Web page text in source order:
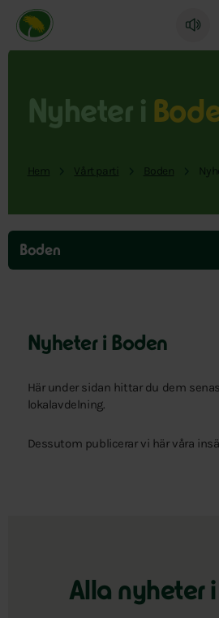
Miljöpartiet de gröna, startsida
Nyheter i
Hem Vårt parti Boden
Hoppa
över
menyn
Boden
Nyheter i Boden
Här under sidan hittar du dem
lokalavdelning.
Dessutom publicerar vi här våra
Alla nyheter i